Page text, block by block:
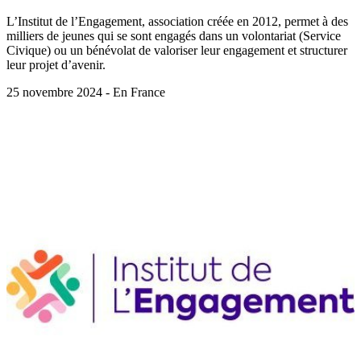
L’Institut de l’Engagement, association créée en 2012, permet à des
milliers de jeunes qui se sont engagés dans un volontariat (Service
Civique) ou un bénévolat de valoriser leur engagement et structurer
leur projet d’avenir.
25 novembre 2024 - En France